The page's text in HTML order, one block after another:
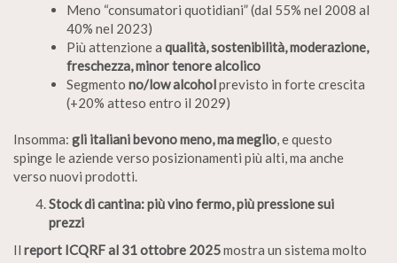
Meno “consumatori quotidiani” (dal 55% nel 2008 al
40% nel 2023)
Più attenzione a qualità, sostenibilità, moderazione,
freschezza, minor tenore alcolico
Segmento no/low alcoholprevisto in forte crescita
(+20% atteso entro il 2029)
Insomma: gli italiani bevono meno, ma meglio, e questo
spinge le aziende verso posizionamenti più alti, ma anche
verso nuovi prodotti.
Stock di cantina: più vino fermo, più pressione sui
prezzi
Il report ICQRF al 31 ottobre 2025mostra un sistema molto